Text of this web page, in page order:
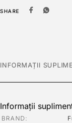
SHARE
INFORMAȚII
Informații
BRAND